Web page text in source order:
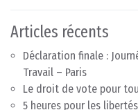
Articles récents
Déclaration finale :
Travail – Paris
Le droit de vote pour
5 heures pour les